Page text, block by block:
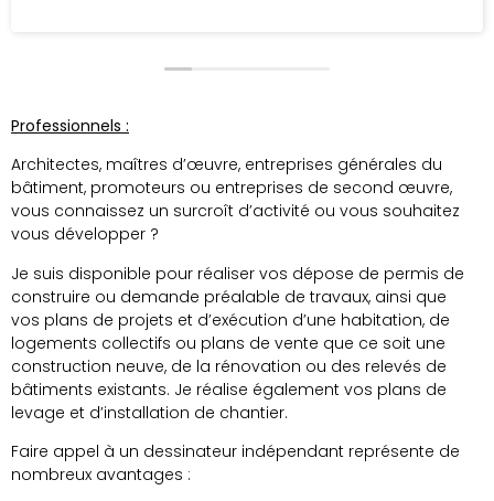
Professionnels :
Architectes, maîtres d’œuvre, entreprises générales du
bâtiment, promoteurs ou entreprises de second œuvre,
vous connaissez un surcroît d’activité ou vous souhaitez
vous développer ?
Je suis disponible pour réaliser vos dépose de permis de
construire ou demande préalable de travaux, ainsi que
vos plans de projets et d’exécution d’une habitation, de
logements collectifs ou plans de vente que ce soit une
construction neuve, de la rénovation ou des relevés de
bâtiments existants. Je réalise également vos plans de
levage et d’installation de chantier.
Faire appel à un dessinateur indépendant représente de
nombreux avantages :